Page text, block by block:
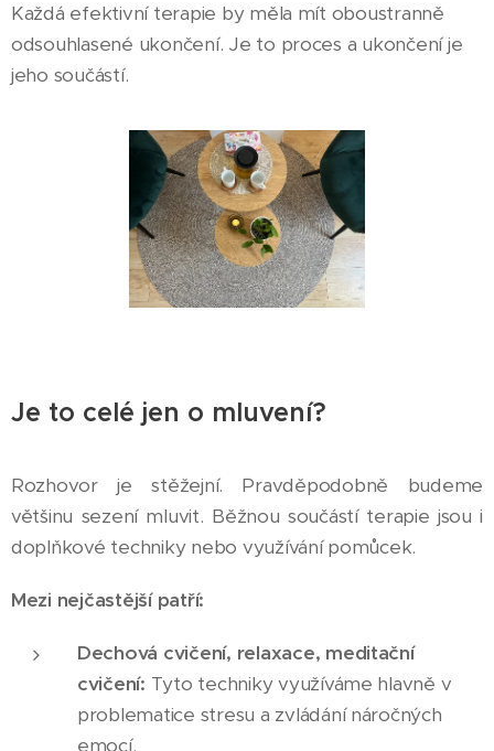
Každá efektivní terapie by měla mít oboustranně
odsouhlasené ukončení. Je to proces a ukončení je
jeho součástí.
Je to celé jen o mluvení?
Rozhovor je stěžejní. Pravděpodobně budeme
většinu sezení mluvit. Běžnou součástí terapie jsou i
doplňkové techniky nebo využívání pomůcek.
Mezi nejčastější patří:
Dechová cvičení, relaxace, meditační
cvičení: Tyto techniky využíváme hlavně v
problematice stresu a zvládání náročných
emocí.